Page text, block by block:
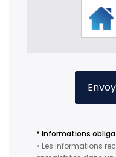
* Informations
« Les informations